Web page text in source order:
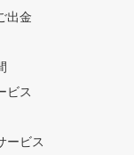
出金
ビス
ービス